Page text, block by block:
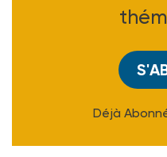
Déjà